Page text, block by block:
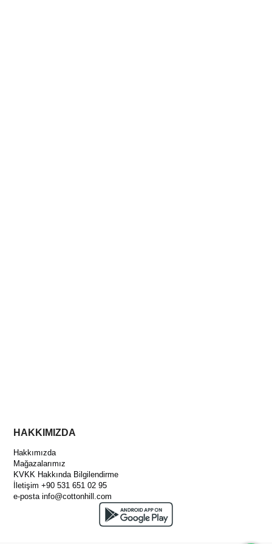
HAKKIMIZDA
Hakkımızda
Mağazalarımız
KVKK Hakkında Bilgilendirme
İletişim +90 531 651 02 95
e-postainfo@cottonhill.com